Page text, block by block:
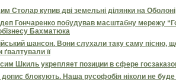
Столар купив дві земельні ділянки на Оболоні
Гончаренко побудував масштабну мережу
Бахматюка
шансон. Вони слухали таку саму пісню,
ґвалтували її
Шкиль укрепляет позиции в сфере
допис блокують. Наша русофобія ніколи не